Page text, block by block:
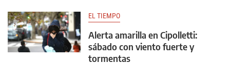
EL TIEMPO
Alerta amarilla en Cipolletti:
sábado con viento fuerte y
tormentas